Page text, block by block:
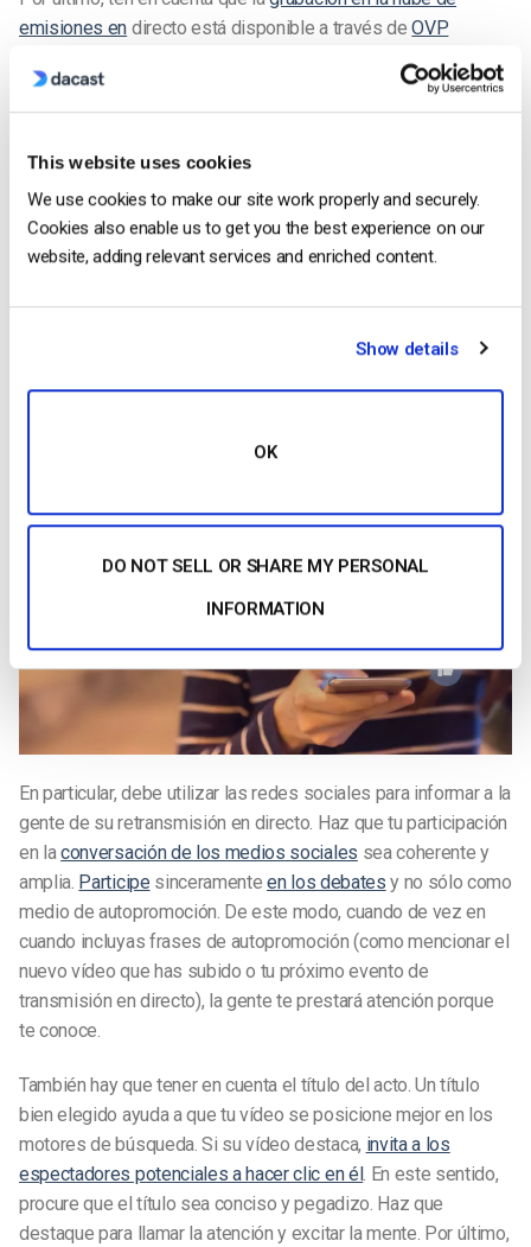
This website uses cookies
We use cookies to make our site work properly and securely.
Cookies also enable us to get you the best experience on our
website, adding relevant services and enriched content.
Show details
OK
DO NOT SELL OR SHARE MY PERSONAL
INFORMATION
emisiones en directo está disponible a través deOVP
profesionales como Dacast. Con sólo unos clics, las
emisoras de Dacast pueden asegurarse de que todas las
retransmisiones en directo se graben con la mejor calidad
5. Promociona tus contenidos antes, durante y
después de las emisiones en directo
Antes deretransmitir su evento en directo, debe generar
electrónicos e informar a sus amigos y socios. En resumen,
se trata de difundir el mensaje lo más ampliamente posible.
En particular, debe utilizar las redes sociales para informar a la
gente de su retransmisión en directo. Haz que tu participación
en laconversación de los medios sociales sea coherente y
amplia. Participe sinceramenteen los debates y no sólo como
medio de autopromoción. De este modo, cuando de vez en
cuando incluyas frases de autopromoción (como mencionar el
nuevo vídeo que has subido o tu próximo evento de
transmisión en directo), la gente te prestará atención porque
te conoce.
También hay que tener en cuenta el título del acto. Un título
bien elegido ayuda a que tu vídeo se posicione mejor en los
motores de búsqueda. Si su vídeo destaca, invita a los
espectadores potenciales a hacer clic en él . En este sentido,
procure que el título sea conciso y pegadizo. Haz que
destaque para llamar la atención y excitar la mente. Por último,